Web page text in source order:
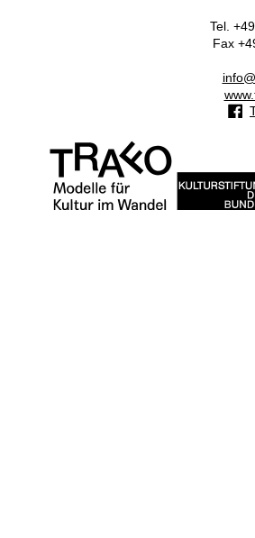
Tel.
Fax